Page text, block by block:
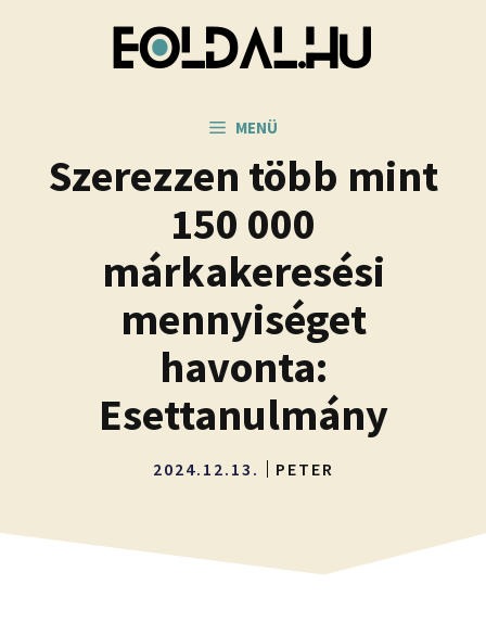
MENÜ
Szerezzen több mint
150 000
márkakeresési
mennyiséget
havonta:
Esettanulmány
2024.12.13. PETER